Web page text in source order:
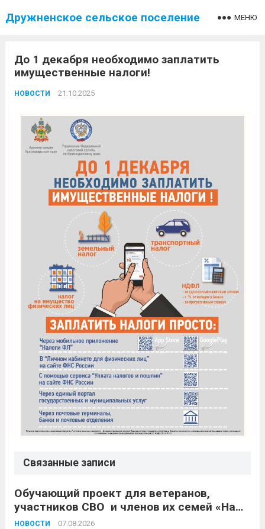
Дружненское сельское поселение МЕНЮ
До 1 декабря необходимо заплатить
имущественные налоги!
НОВОСТИ 21.10.2025
Связанные записи
Обучающий проект для ветеранов,
участников СВО и членов их семей «Наше
дело»
НОВОСТИ 07.08.2026